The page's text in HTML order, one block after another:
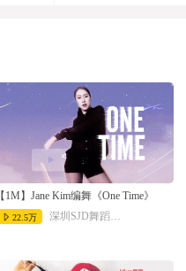
【1M】Jane Kim编舞《One Time》
22.5万 深圳SJD舞蹈工作室